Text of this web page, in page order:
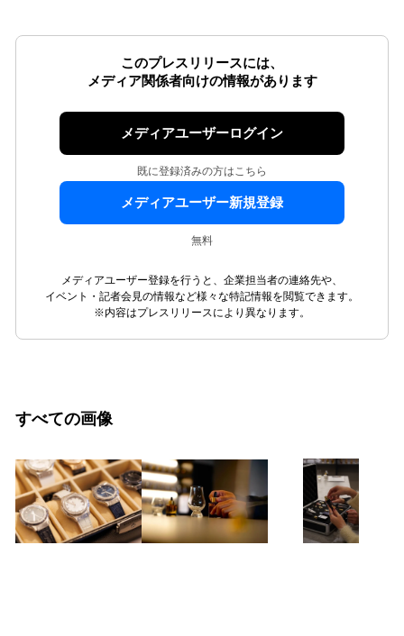
このプレスリリースには、
メディア関係者向けの情報があります
メディアユーザーログイン
既に登録済みの方はこちら
メディアユーザー新規登録
無料
メディアユーザー登録を行うと、企業担当者の連絡先や、
イベント・記者会見の情報など様々な特記情報を閲覧できます。
※内容はプレスリリースにより異なります。
すべての画像